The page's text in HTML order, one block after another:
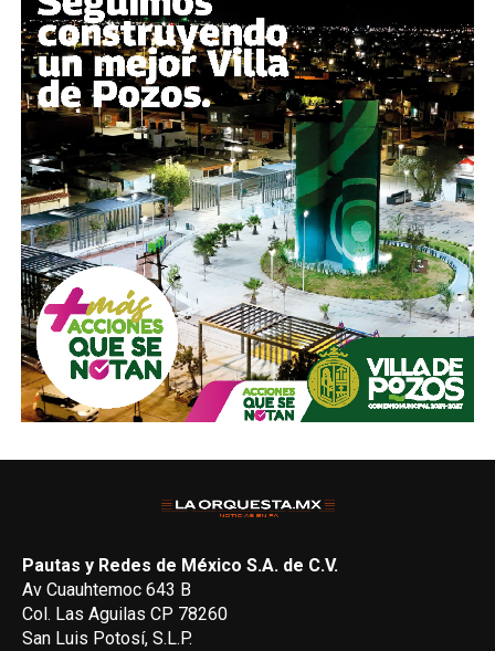
Pautas y Redes de México S.A. de C.V.
Av Cuauhtemoc 643 B
Col. Las Aguilas CP 78260
San Luis Potosí, S.L.P.